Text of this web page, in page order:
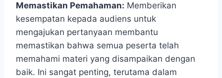
Memastikan Pemahaman: Memberikan
kesempatan kepada audiens untuk
mengajukan pertanyaan membantu
memastikan bahwa semua peserta telah
memahami materi yang disampaikan dengan
baik. Ini sangat penting, terutama dalam